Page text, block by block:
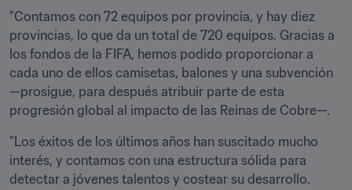
"Contamos con 72 equipos por provincia, y hay diez
provincias, lo que da un total de 720 equipos. Gracias a
los fondos de la FIFA, hemos podido proporcionar a
cada uno de ellos camisetas, balones y una subvención
—prosigue, para después atribuir parte de esta
progresión global al impacto de las Reinas de Cobre—.
"Los éxitos de los últimos años han suscitado mucho
interés, y contamos con una estructura sólida para
detectar a jóvenes talentos y costear su desarrollo.